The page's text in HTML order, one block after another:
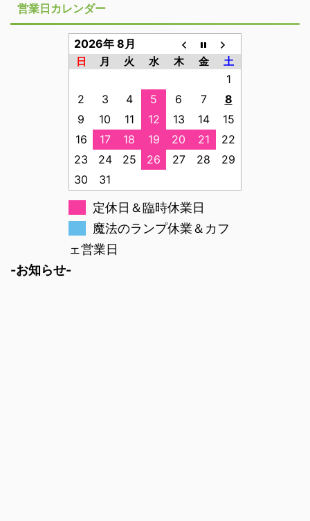
営業日カレンダー
2026年 8月
日 月 火 水 木 金 土
1
2
3 4 5 6 7
8
9
10 11 12 13 14
15
16
17 18 19 20 21
22
23
24 25 26 27 28
29
30
31
定休日＆臨時休業日
魔法のランプ休業＆カフ
ェ営業日
-お知らせ-